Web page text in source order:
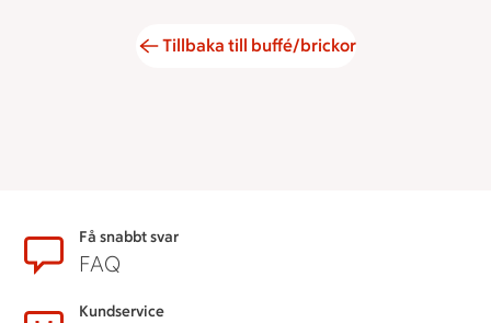
Tillbaka till buffé/brickor
SidfotFå snabbt svar
FAQ
Kundservice